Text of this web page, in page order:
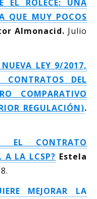
EL ROLECE: UNA
QUE MUY POCOS
Almonacid. Julio
LEY 9/2017,
DEL
COMPARATIVO
REGULACIÓN).
EL CONTRATO
A LA LCSP? Estela
MEJORAR LA